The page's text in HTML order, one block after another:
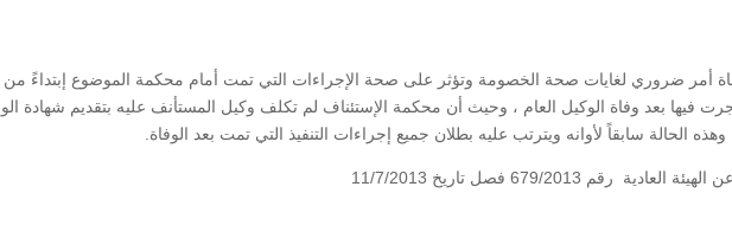
أمر ضروري لغايات صحة الخصومة وتؤثر على صحة الإجراءات التي تمت أمام محكمة الموضوع إبتداءً من
فيها بعد وفاة الوكيل العام ، وحيث أن محكمة الإستئناف لم تكلف وكيل المستأنف عليه بتقديم شهادة
الحالة سابقاً لأوانه ويترتب عليه بطلان جميع إجراءات التنفيذ التي تمت بعد الوفاة.
رقم 679/2013 فصل تاريخ 11/7/2013